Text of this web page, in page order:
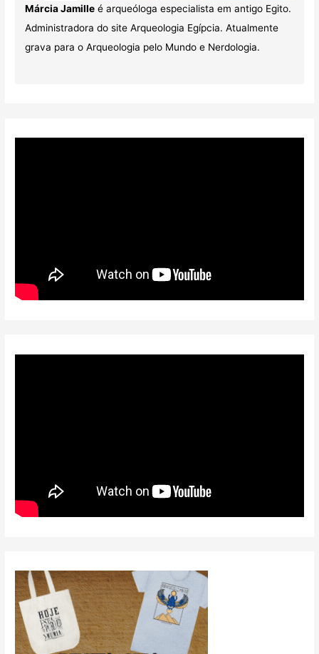
Márcia Jamilleé arqueóloga especialista em antigo Egito.
Administradora do site Arqueologia Egípcia. Atualmente
grava para o Arqueologia pelo Mundo e Nerdologia.